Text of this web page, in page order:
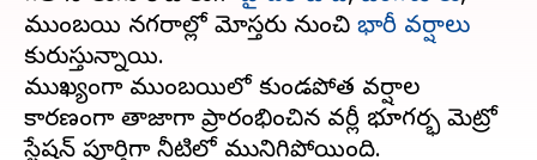
ముంబయి నగరాల్లో మోస్తరు నుంచి భారీ వర్షాలు
కురుస్తున్నాయి.
ముఖ్యంగా ముంబయిలో కుండపోత వర్షాల
కారణంగా తాజాగా ప్రారంభించిన వర్లీ భూగర్భ మెట్రో
స్టేషన్ పూర్తిగా నీటిలో మునిగిపోయింది.